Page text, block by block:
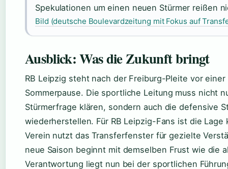
Spekulationen um einen neuen Stürmer reißen
Bild (deutsche Boulevardzeitung mit Fokus auf
Ausblick: Was die Zukunft bringt
RB Leipzig steht nach der Freiburg-Pleite vor
Sommerpause. Die sportliche Leitung muss nicht
Stürmerfrage klären, sondern auch die defensive
wiederherstellen. Für RB Leipzig-Fans ist die Lage
Verein nutzt das Transferfenster für gezielte
neue Saison beginnt mit demselben Frust wie die
Verantwortung liegt nun bei der sportlichen